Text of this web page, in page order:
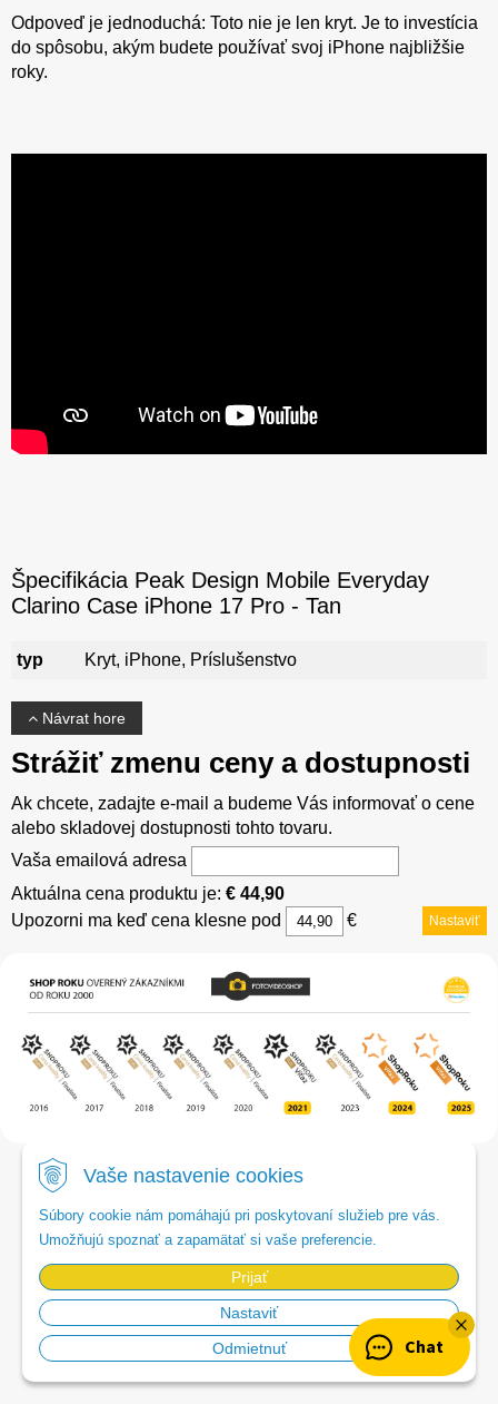
Vaše nastavenie cookies
Súbory cookie nám pomáhajú pri poskytovaní služieb pre vás.
Umožňujú spoznať a zapamätať si vaše preferencie.
Prijať
Nastaviť
Odmietnuť
Odpoveď je jednoduchá: Toto nie je len kryt. Je to investícia
do spôsobu, akým budete používať svoj iPhone najbližšie
roky.
Špecifikácia Peak Design Mobile Everyday
Clarino Case iPhone 17 Pro - Tan
typ Kryt, iPhone, Príslušenstvo
Návrat hore
Strážiť zmenu ceny a dostupnosti
Ak chcete, zadajte e-mail a budeme Vás informovať o cene
alebo skladovej dostupnosti tohto tovaru.
Vaša emailová adresa
Aktuálna cena produktu je: € 44,90
Upozorni ma keď cena klesne pod
€ Nastaviť
OVERENÝ OBCHOD
Chat